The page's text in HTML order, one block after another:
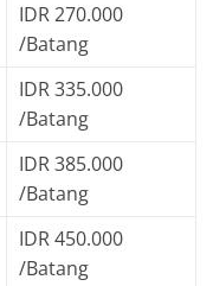
IDR 270.000
/Batang
IDR 335.000
/Batang
IDR 385.000
/Batang
IDR 450.000
/Batang